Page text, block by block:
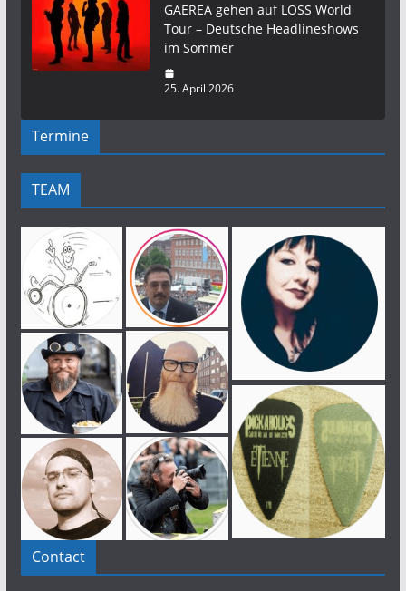
GAEREA gehen auf LOSS World
Tour – Deutsche Headlineshows
im Sommer
25. April 2026
Termine
TEAM
Contact